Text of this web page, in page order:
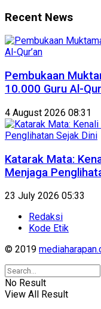
Recent News
Pembukaan
10.000 Guru Al-
4 August 2026 08:31
Katarak Mata:
Menjaga
23 July 2026 05:33
Redaksi
Kode Etik
© 2019
No Result
View All Result